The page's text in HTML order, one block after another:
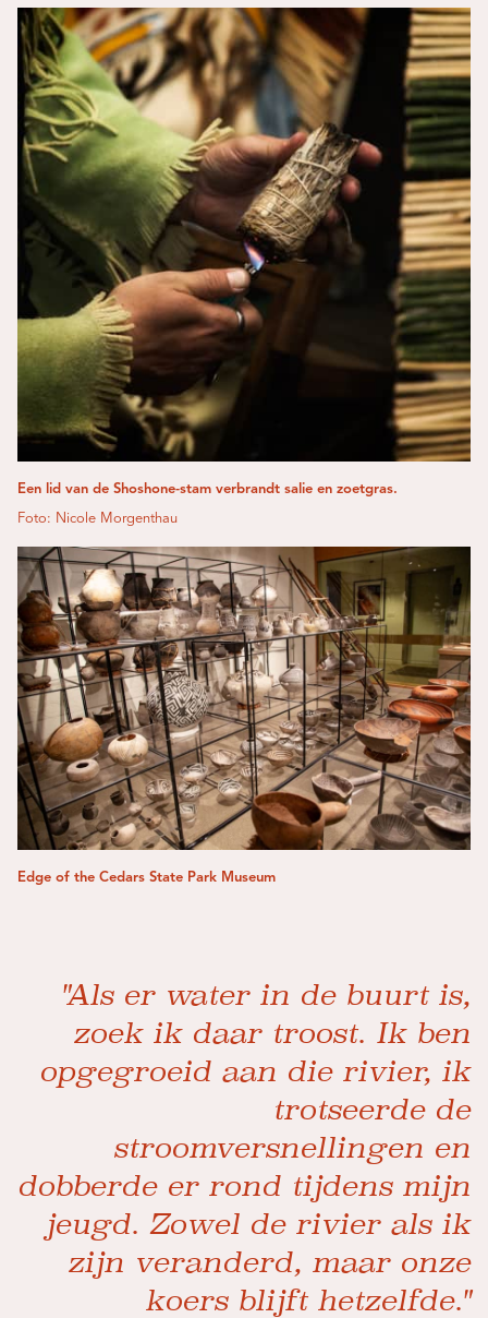
Een lid van de Shoshone-stam verbrandt salie en zoetgras.
Foto: Nicole Morgenthau
Edge of the Cedars State Park Museum
"Als er water in de buurt is,
zoek ik daar troost. Ik ben
opgegroeid aan die rivier, ik
trotseerde de
stroomversnellingen en
dobberde er rond tijdens mijn
jeugd. Zowel de rivier als ik
zijn veranderd, maar onze
koers blijft hetzelfde."